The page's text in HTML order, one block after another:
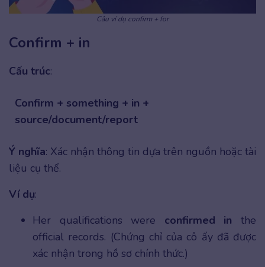
Câu ví dụ confirm + for
Confirm + in
Cấu trúc:
Confirm + something + in +
source/document/report
Ý nghĩa: Xác nhận thông tin dựa trên nguồn hoặc tài
liệu cụ thể.
Ví dụ:
Her qualifications were confirmed in the
official records. (Chứng chỉ của cô ấy đã được
xác nhận trong hồ sơ chính thức.)